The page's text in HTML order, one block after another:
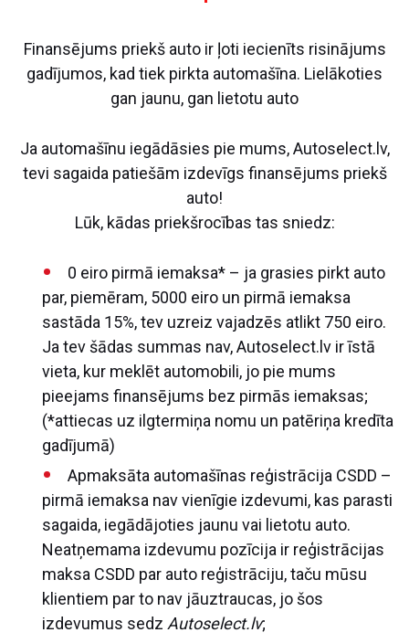
Finansējums priekš auto ir ļoti iecienīts risinājums
gadījumos, kad tiek pirkta automašīna. Lielākoties
gan jaunu, gan lietotu auto
Ja automašīnu iegādāsies pie mums, Autoselect.lv,
tevi sagaida patiešām izdevīgs finansējums priekš
auto!
Lūk, kādas priekšrocības tas sniedz:
0 eiro pirmā iemaksa* – ja grasies pirkt auto
par, piemēram, 5000 eiro un pirmā iemaksa
sastāda 15%, tev uzreiz vajadzēs atlikt 750 eiro.
Ja tev šādas summas nav, Autoselect.lv ir īstā
vieta, kur meklēt automobili, jo pie mums
pieejams finansējums bez pirmās iemaksas;
(*attiecas uz ilgtermiņa nomu un patēriņa kredīta
gadījumā)
Apmaksāta automašīnas reģistrācija CSDD –
pirmā iemaksa nav vienīgie izdevumi, kas parasti
sagaida, iegādājoties jaunu vai lietotu auto.
Neatņemama izdevumu pozīcija ir reģistrācijas
maksa CSDD par auto reģistrāciju, taču mūsu
klientiem par to nav jāuztraucas, jo šos
izdevumus sedz Autoselect.lv;